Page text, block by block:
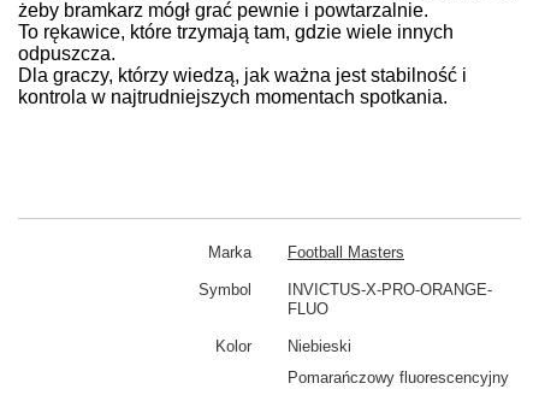
żeby bramkarz mógł grać pewnie i powtarzalnie.
To rękawice, które trzymają tam, gdzie wiele innych
odpuszcza.
Dla graczy, którzy wiedzą, jak ważna jest stabilność i
kontrola w najtrudniejszych momentach spotkania.
Marka Football Masters
Symbol
INVICTUS-X-PRO-ORANGE-
FLUO
Kolor
Niebieski
Pomarańczowy fluorescencyjny